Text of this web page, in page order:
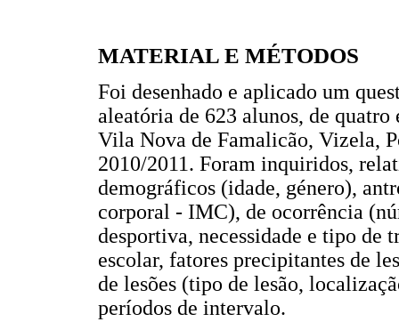
MATERIAL E MÉTODOS
Foi desenhado e aplicado um
aleatória de 623 alunos, de
Vila Nova de Famalicão, Vizela,
2010/2011. Foram inquiridos,
demográficos (idade, género),
corporal - IMC), de ocorrência
desportiva, necessidade e tipo de
escolar, fatores precipitantes de
de lesões (tipo de lesão,
períodos de intervalo.